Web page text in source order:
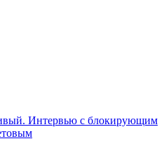
Интервью с блокирующим